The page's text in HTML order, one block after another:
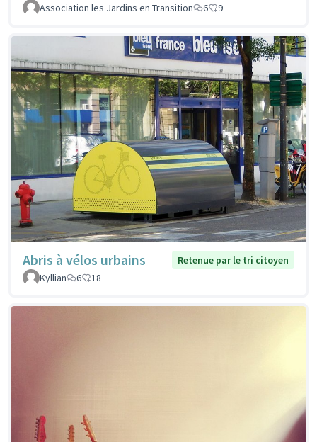
Association les Jardins en Transition
6 9
Abris à vélos urbains
Retenue par le tri citoyen
Kyllian
6 18